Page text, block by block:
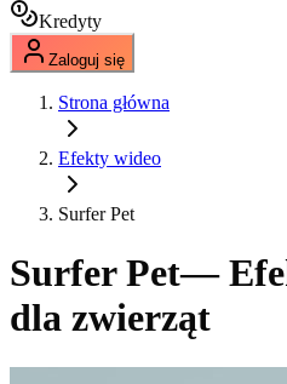
Kredyty
Zaloguj się
Strona główna
Efekty wideo
Surfer Pet
Surfer Pet—
dla zwierząt